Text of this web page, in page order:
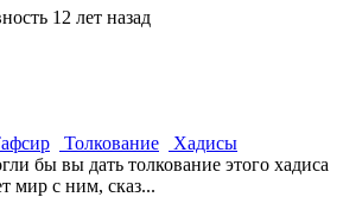
12 лет назад
Толкование
Хадисы
бы вы дать толкование этого хадиса
мир с ним, сказ...